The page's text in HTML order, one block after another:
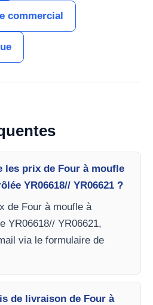
commercial
les prix de Four à moufle
YR06618// YR06621 ?
de Four à moufle à
YR06618// YR06621,
via le formulaire de
de livraison de Four à